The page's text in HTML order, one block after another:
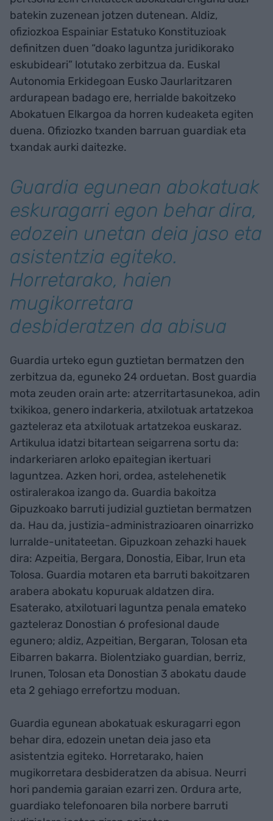
batekin zuzenean jotzen dutenean. Aldiz,
ofiziozkoa Espainiar Estatuko Konstituzioak
definitzen duen “doako laguntza juridikorako
eskubideari” lotutako zerbitzua da. Euskal
Autonomia Erkidegoan Eusko Jaurlaritzaren
ardurapean badago ere, herrialde bakoitzeko
Abokatuen Elkargoa da horren kudeaketa egiten
duena. Ofiziozko txanden barruan guardiak eta
txandak aurki daitezke.
Guardia egunean abokatuak
eskuragarri egon behar dira,
edozein unetan deia jaso eta
asistentzia egiteko.
Horretarako, haien
mugikorretara
desbideratzen da abisua
Guardia urteko egun guztietan bermatzen den
zerbitzua da, eguneko 24 orduetan. Bost guardia
mota zeuden orain arte: atzerritartasunekoa, adin
txikikoa, genero indarkeria, atxilotuak artatzekoa
gazteleraz eta atxilotuak artatzekoa euskaraz.
Artikulua idatzi bitartean seigarrena sortu da:
indarkeriaren arloko epaitegian ikertuari
laguntzea. Azken hori, ordea, astelehenetik
ostiralerakoa izango da. Guardia bakoitza
Gipuzkoako barruti judizial guztietan bermatzen
da. Hau da, justizia-administrazioaren oinarrizko
lurralde-unitateetan. Gipuzkoan zehazki hauek
dira: Azpeitia, Bergara, Donostia, Eibar, Irun eta
Tolosa. Guardia motaren eta barruti bakoitzaren
arabera abokatu kopuruak aldatzen dira.
Esaterako, atxilotuari laguntza penala emateko
gazteleraz Donostian 6 profesional daude
egunero; aldiz, Azpeitian, Bergaran, Tolosan eta
Eibarren bakarra. Biolentziako guardian, berriz,
Irunen, Tolosan eta Donostian 3 abokatu daude
eta 2 gehiago errefortzu moduan.
Guardia egunean abokatuak eskuragarri egon
behar dira, edozein unetan deia jaso eta
asistentzia egiteko. Horretarako, haien
mugikorretara desbideratzen da abisua. Neurri
hori pandemia garaian ezarri zen. Ordura arte,
guardiako telefonoaren bila norbere barruti